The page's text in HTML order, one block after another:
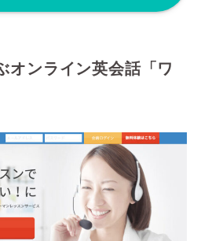
オンライン英会話「ワ